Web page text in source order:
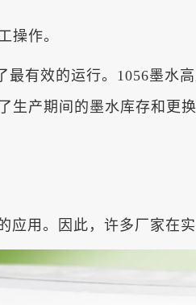
操作。
有效的运行。1056墨水
产期间的墨水库存和更
用。因此，许多厂家在